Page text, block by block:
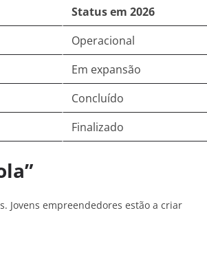
Status em 2026
Operacional
Em expansão
Concluído
Finalizado
Jovens empreendedores estão a criar